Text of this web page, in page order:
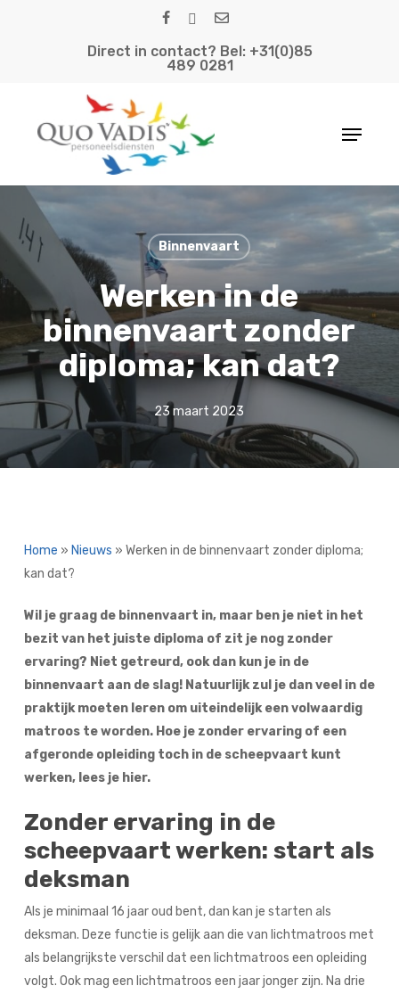
Direct in contact? Bel: +31(0)85
489 0281
Menu
Binnenvaart
Werken in de
binnenvaart zonder
diploma; kan dat?
23 maart 2023
Home » Nieuws » Werken in de binnenvaart zonder diploma;
kan dat?
Wil je graag de binnenvaart in, maar ben je niet in het
bezit van het juiste diploma of zit je nog zonder
ervaring? Niet getreurd, ook dan kun je in de
binnenvaart aan de slag! Natuurlijk zul je dan veel in de
praktijk moeten leren om uiteindelijk een volwaardig
matroos te worden. Hoe je zonder ervaring of een
afgeronde opleiding toch in de scheepvaart kunt
werken, lees je hier.
Zonder ervaring in de
scheepvaart werken: start als
deksman
Als je minimaal 16 jaar oud bent, dan kan je starten als
deksman. Deze functie is gelijk aan die van lichtmatroos met
als belangrijkste verschil dat een lichtmatroos een opleiding
volgt. Ook mag een lichtmatroos een jaar jonger zijn. Na drie